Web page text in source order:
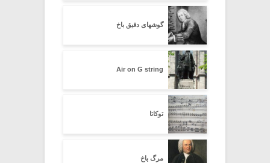
گوشهای دقیق باخ
Air on G string
توکاتا
مرگ باخ